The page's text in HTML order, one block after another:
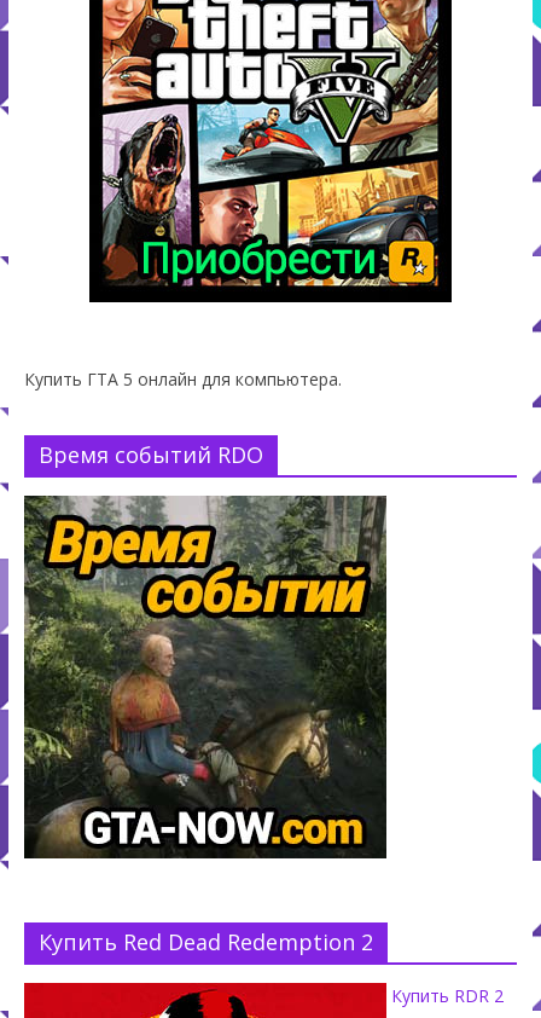
Купить ГТА 5 онлайн для компьютера.
Время событий RDO
Купить Red Dead Redemption 2
Купить RDR 2